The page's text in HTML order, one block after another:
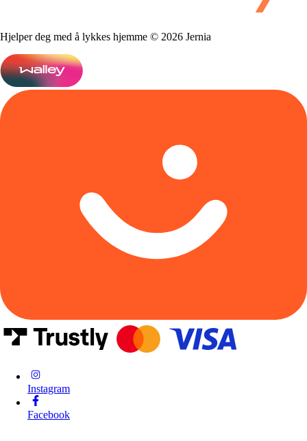
Hjelper deg med å lykkes hjemme © 2026 Jernia
Instagram
Facebook